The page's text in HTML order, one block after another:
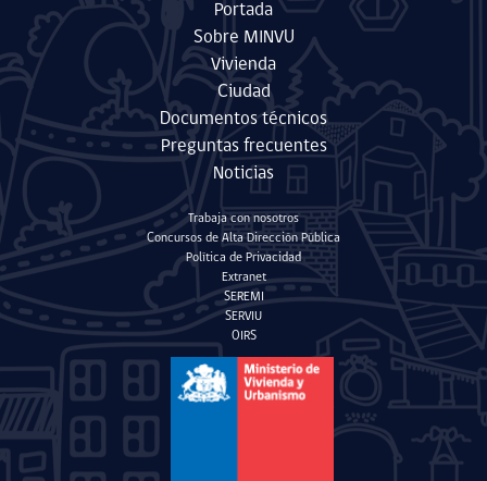
Portada
Sobre MINVU
Vivienda
Ciudad
Documentos técnicos
Preguntas frecuentes
Noticias
Trabaja con nosotros
Concursos de Alta Dirección Pública
Política de Privacidad
Extranet
SEREMI
SERVIU
OIRS